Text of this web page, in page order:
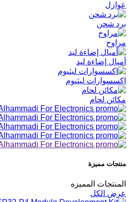
عوازل
برد شحن
مراوح
أميال إضاءة ليد
اكسسوارات ليثيوم
مكائن لحام
منتجات مميزة
المنتجات المميزه
عرض الكل